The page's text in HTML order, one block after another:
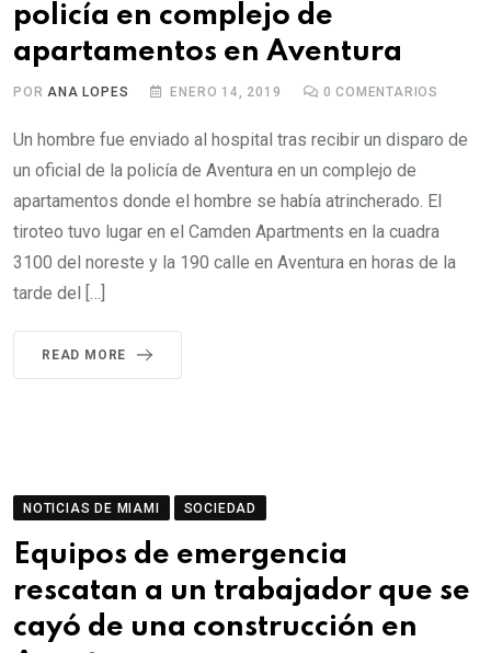
policía en complejo de
apartamentos en Aventura
PORANA LOPES ENERO 14, 2019 0 COMENTARIOS
Un hombre fue enviado al hospital tras recibir un disparo de
un oficial de la policía de Aventura en un complejo de
apartamentos donde el hombre se había atrincherado. El
tiroteo tuvo lugar en el Camden Apartments en la cuadra
3100 del noreste y la 190 calle en Aventura en horas de la
tarde del […]
READ MORE
NOTICIAS DE MIAMI SOCIEDAD
Equipos de emergencia
rescatan a un trabajador que se
cayó de una construcción en